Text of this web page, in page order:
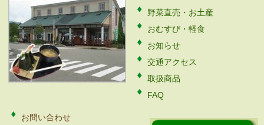
野菜直売・お土産
おむすび・軽食
お知らせ
交通アクセス
取扱商品
FAQ
お問い合わせ